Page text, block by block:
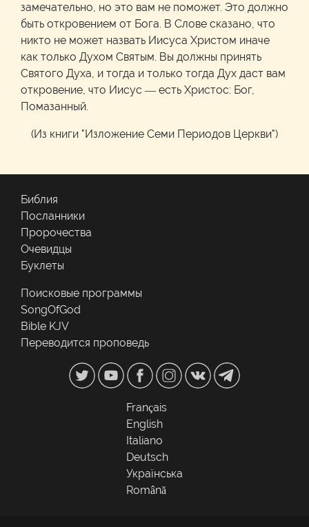
замечательно, но это вам не поможет. Это должно
быть откровением от Бога. В Слове сказано, что
никто не может назвать Иисуса Христом иначе
как только Духом Святым. Вы должны принять
Святого Духа, и тогда и только тогда Дух даст вам
откровение, что Иисус — есть Христос: Бог,
Помазанный.
(Из книги "Изложение Семи Периодов Церкви")
Библия
Посланники
Пророчества
Очевидцы
Буклеты
Поисковые программы
SongOfGod
Bible KJV
Переводится проповедь
Français
English
Italiano
Deutsch
Українська
Română